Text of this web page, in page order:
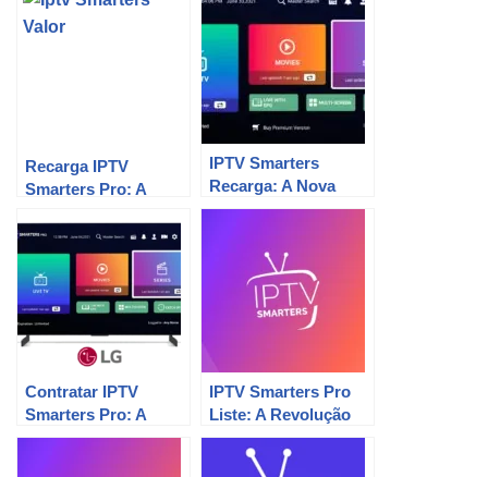
Recarga IPTV
Smarters Pro: A
sua diversão!
IPTV Smarters
Recarga: A Nova
Geração de TV
Contratar IPTV
Smarters Pro: A
Revolução da TV
IPTV Smarters Pro
Liste: A Revolução
da Entretenimento.